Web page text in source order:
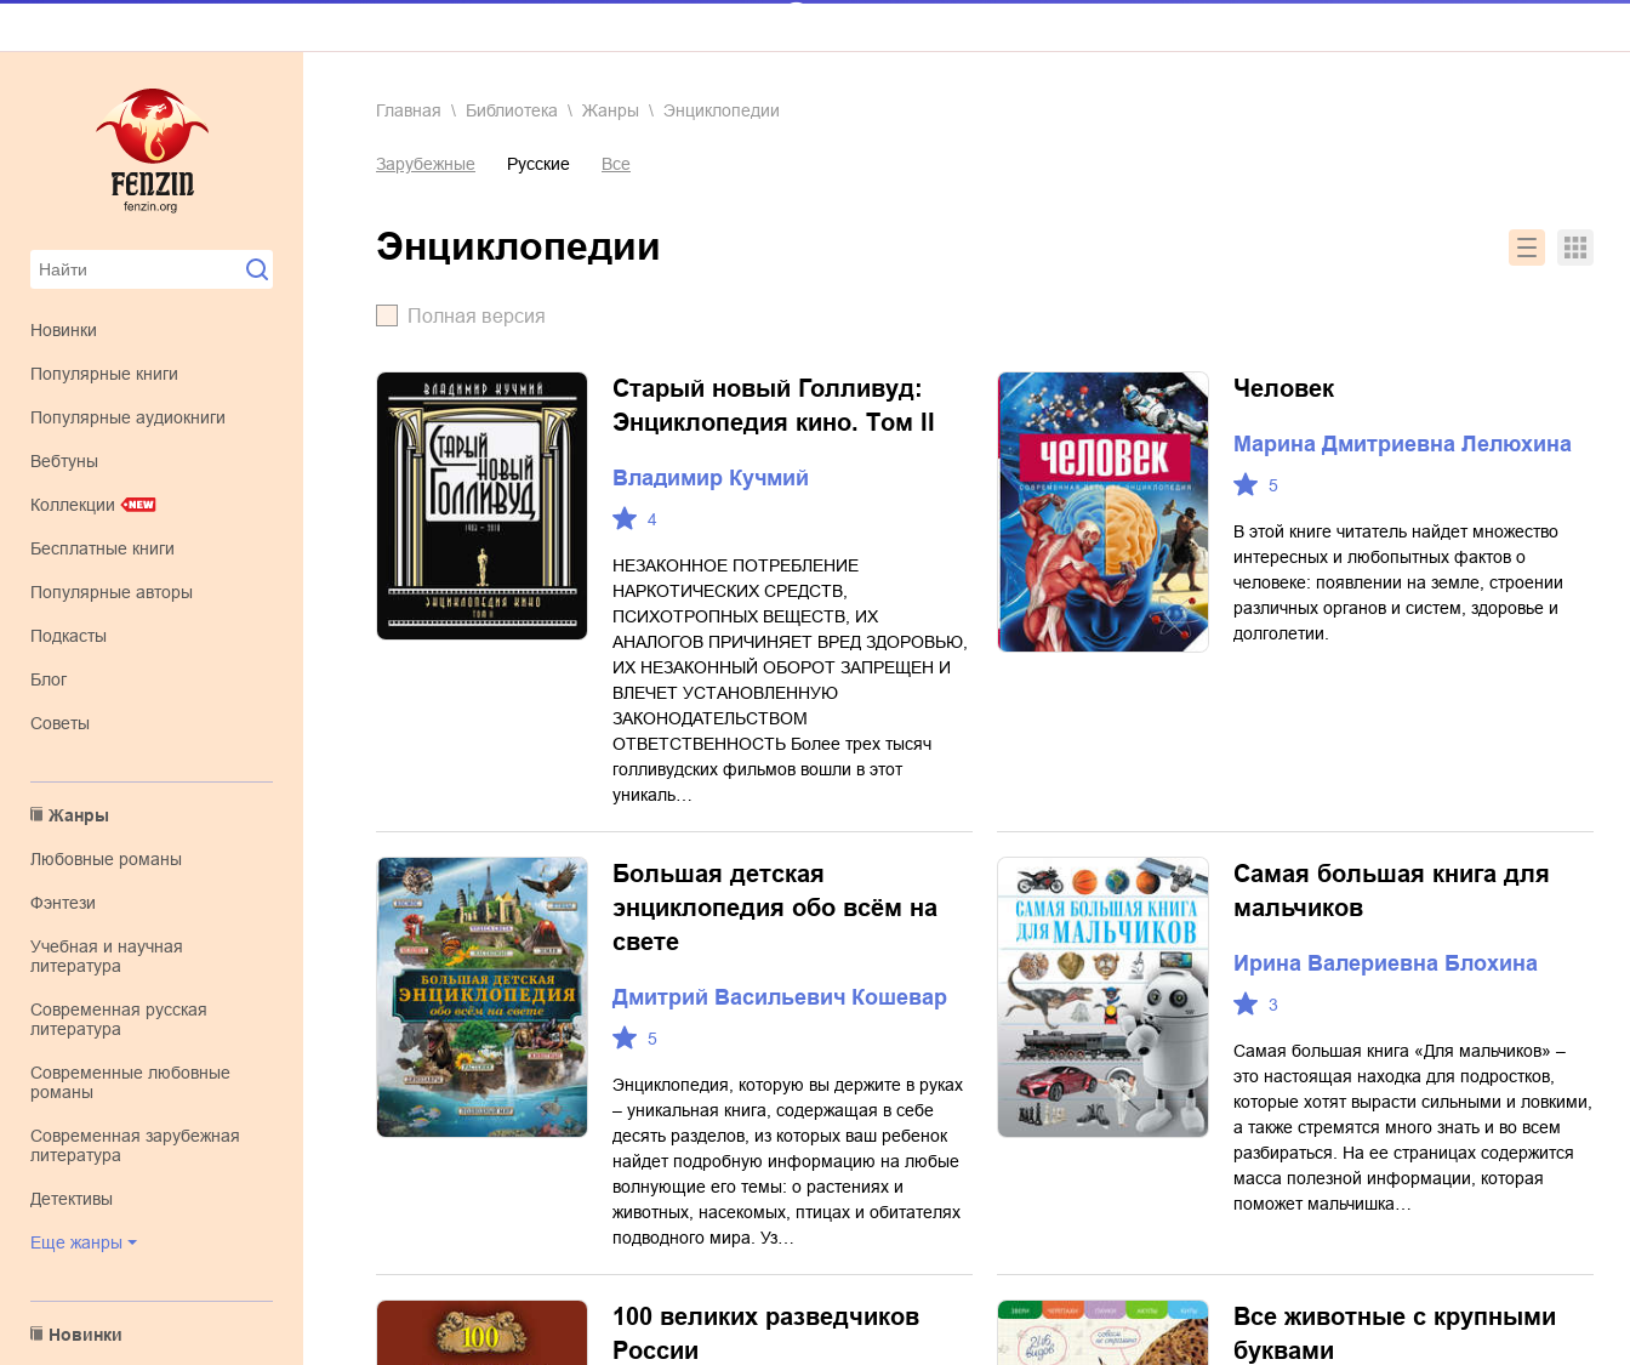
Новинки
Популярные книги
Популярные аудиокниги
Вебтуны
Коллекции
Бесплатные книги
Популярные авторы
Подкасты
Блог
Советы
Жанры
любовные романы
фэнтези
учебная и научная
литература
современная русская
литература
современные любовные
романы
современная зарубежная
литература
детективы
Еще жанры
Новинки
Главная Библиотека Жанры энциклопедии
Зарубежные Русские Все
энциклопедии
Полная версия
Старый новый Голливуд:
Энциклопедия кино. Tом II
Владимир Кучмий
4
НЕЗАКОННОЕ ПОТРЕБЛЕНИЕ
НАРКОТИЧЕСКИХ СРЕДСТВ,
ПСИХОТРОПНЫХ ВЕЩЕСТВ, ИХ
АНАЛОГОВ ПРИЧИНЯЕТ ВРЕД ЗДОРОВЬЮ,
ИХ НЕЗАКОННЫЙ ОБОРОТ ЗАПРЕЩЕН И
ВЛЕЧЕТ УСТАНОВЛЕННУЮ
ЗАКОНОДАТЕЛЬСТВОМ
ОТВЕТСТВЕННОСТЬ Более трех тысяч
голливудских фильмов вошли в этот
уникаль…
Человек
Марина Дмитриевна Лелюхина
5
В этой книге читатель найдет множество
интересных и любопытных фактов о
человеке: появлении на земле, строении
различных органов и систем, здоровье и
долголетии.
Большая детская
энциклопедия обо всём на
свете
Дмитрий Васильевич Кошевар
5
Энциклопедия, которую вы держите в руках
– уникальная книга, содержащая в себе
десять разделов, из которых ваш ребенок
найдет подробную информацию на любые
волнующие его темы: о растениях и
животных, насекомых, птицах и обитателях
подводного мира. Уз…
Самая большая книга для
мальчиков
Ирина Валериевна Блохина
3
Самая большая книга «Для мальчиков» –
это настоящая находка для подростков,
которые хотят вырасти сильными и ловкими,
а также стремятся много знать и во всем
разбираться. На ее страницах содержится
масса полезной информации, которая
поможет мальчишка…
100 великих разведчиков
России
Все животные с крупными
буквами